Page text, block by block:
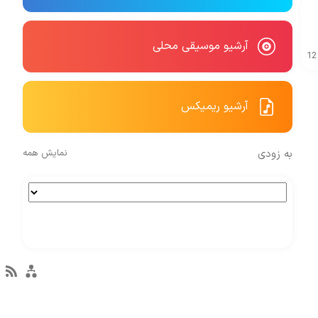
12
آرشیو موسیقی محلی
آرشیو ریمیکس
به زودی نمایش همه